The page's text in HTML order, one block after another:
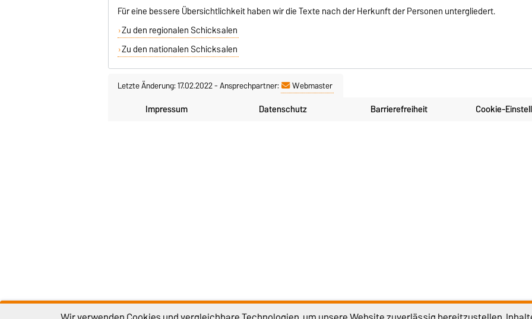
Für eine bessere Übersichtlichkeit haben wir die Texte nach der Herkunft der Personen untergliedert.
Zu den regionalen Schicksalen
Zu den nationalen Schicksalen
Letzte Änderung: 17.02.2022-Ansprechpartner:
Webmaster
Impressum
Datenschutz Barrierefreiheit Cookie-